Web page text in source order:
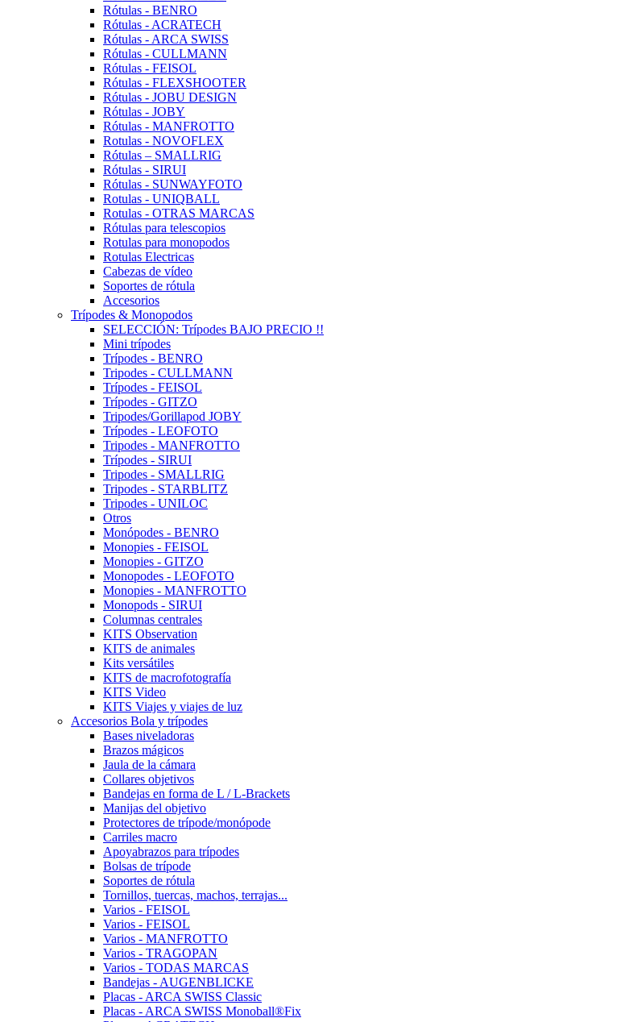
Rótulas - BENRO
Rótulas - ACRATECH
Rótulas - ARCA SWISS
Rótulas - CULLMANN
Rótulas - FEISOL
Rótulas - FLEXSHOOTER
Rótulas - JOBU DESIGN
Rótulas - JOBY
Rótulas - MANFROTTO
Rotulas - NOVOFLEX
Rótulas – SMALLRIG
Rótulas - SIRUI
Rótulas - SUNWAYFOTO
Rotulas - UNIQBALL
Rotulas - OTRAS MARCAS
Rótulas para telescopios
Rotulas para monopodos
Rotulas Electricas
Cabezas de vídeo
Soportes de rótula
Accesorios
Trípodes & Monopodos
SELECCIÓN: Trípodes BAJO PRECIO !!
Mini trípodes
Trípodes - BENRO
Tripodes - CULLMANN
Trípodes - FEISOL
Trípodes - GITZO
Tripodes/Gorillapod JOBY
Trípodes - LEOFOTO
Tripodes - MANFROTTO
Trípodes - SIRUI
Tripodes - SMALLRIG
Tripodes - STARBLITZ
Tripodes - UNILOC
Otros
Monópodes - BENRO
Monopies - FEISOL
Monopies - GITZO
Monopodes - LEOFOTO
Monopies - MANFROTTO
Monopods - SIRUI
Columnas centrales
KITS Observation
KITS de animales
Kits versátiles
KITS de macrofotografía
KITS Video
KITS Viajes y viajes de luz
Accesorios Bola y trípodes
Bases niveladoras
Brazos mágicos
Jaula de la cámara
Collares objetivos
Bandejas en forma de L / L-Brackets
Manijas del objetivo
Protectores de trípode/monópode
Carriles macro
Apoyabrazos para trípodes
Bolsas de trípode
Soportes de rótula
Tornillos, tuercas, machos, terrajas...
Varios - FEISOL
Varios - FEISOL
Varios - MANFROTTO
Varios - TRAGOPAN
Varios - TODAS MARCAS
Bandejas - AUGENBLICKE
Placas - ARCA SWISS Classic
Placas - ARCA SWISS Monoball®Fix